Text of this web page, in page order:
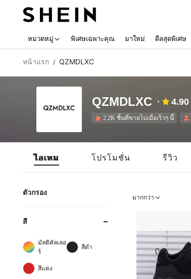
หมวดหมู่ พิเศษเฉพาะคุณ มาใหม่ ดีลสุดพิเศษ
หน้าแรก / QZMDLXC
QZMDLXC 4.90
2.2K ชิ้นที่ขายไปเมื่อเร็วๆ นี้
ไอเทม โปรโมชั่น รีวิว
ตัวกรอง
สี
มัลติคัลเลอ
ร์
สีดำ
สีแดง
มากกว่า